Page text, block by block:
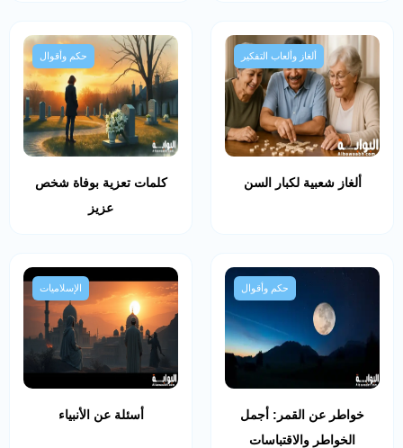
ألغاز وألعاب التفكير
ألغاز شعبية لكبار السن
حكم وأقوال
كلمات تعزية بوفاة شخص
عزيز
حكم وأقوال
خواطر عن القمر: أجمل
الخواطر والاقتباسات
الإسلاميات
أسئلة عن الأنبياء